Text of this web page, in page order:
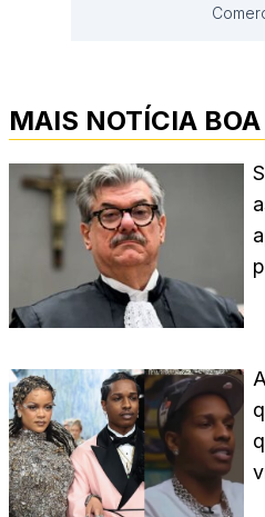
MAIS NOTÍCIA BOA